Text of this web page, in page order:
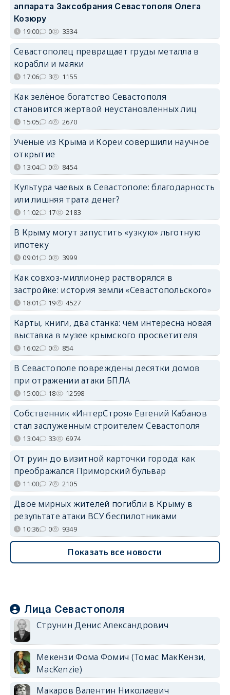
аппарата Заксобрания Севастополя Олега
Козюру
19:00 0 3334
Севастополец превращает груды металла в
корабли и маяки
17:06 3 1155
Как зелёное богатство Севастополя
становится жертвой неустановленных лиц
15:05 4 2670
Учёные из Крыма и Кореи совершили научное
открытие
13:04 0 8454
Культура чаевых в Севастополе: благодарность
или лишняя трата денег?
11:02 17 2183
В Крыму могут запустить «узкую» льготную
ипотеку
09:01 0 3999
Как совхоз-миллионер растворялся в
застройке: история земли «Севастопольского»
18:01 19 4527
Карты, книги, два станка: чем интересна новая
выставка в музее крымского просветителя
16:02 0 854
В Севастополе повреждены десятки домов
при отражении атаки БПЛА
15:00 18 12598
Собственник «ИнтерСтроя» Евгений Кабанов
стал заслуженным строителем Севастополя
13:04 33 6974
От руин до визитной карточки города: как
преображался Приморский бульвар
11:00 7 2105
Двое мирных жителей погибли в Крыму в
результате атаки ВСУ беспилотниками
10:36 0 9349
Показать все новости
Лица Севастополя
Струнин Денис Александрович
Мекензи Фома Фомич (Томас МакКензи,
MacKenzie)
Макаров Валентин Николаевич